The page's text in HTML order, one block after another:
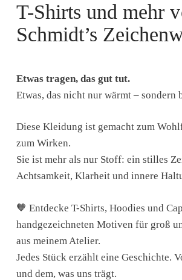
T-Shirts und mehr
Schmidt’s
Etwas tragen, das gut tut.
Etwas, das nicht nur wärmt – sondern
Diese Kleidung ist gemacht zum
zum Wirken.
Sie ist mehr als nur Stoff: ein stilles
Achtsamkeit, Klarheit und innere
🧡 Entdecke T-Shirts, Hoodies und
handgezeichneten Motiven für groß
aus meinem Atelier.
Jedes Stück erzählt eine Geschichte.
und dem, was uns trägt.